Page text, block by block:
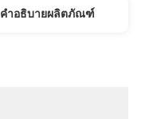
คำอธิบายผลิตภัณฑ์